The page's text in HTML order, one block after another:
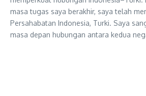
masa tugas saya berakhir, saya telah
Persahabatan Indonesia, Turki. Saya
masa depan hubungan antara kedua